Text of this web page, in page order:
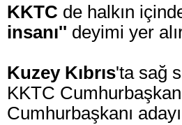
KKTC de halkın
insanı'' deyimi yer
Kuzey Kıbrıs'ta sağ
KKTC
Cumhurbaşkanı